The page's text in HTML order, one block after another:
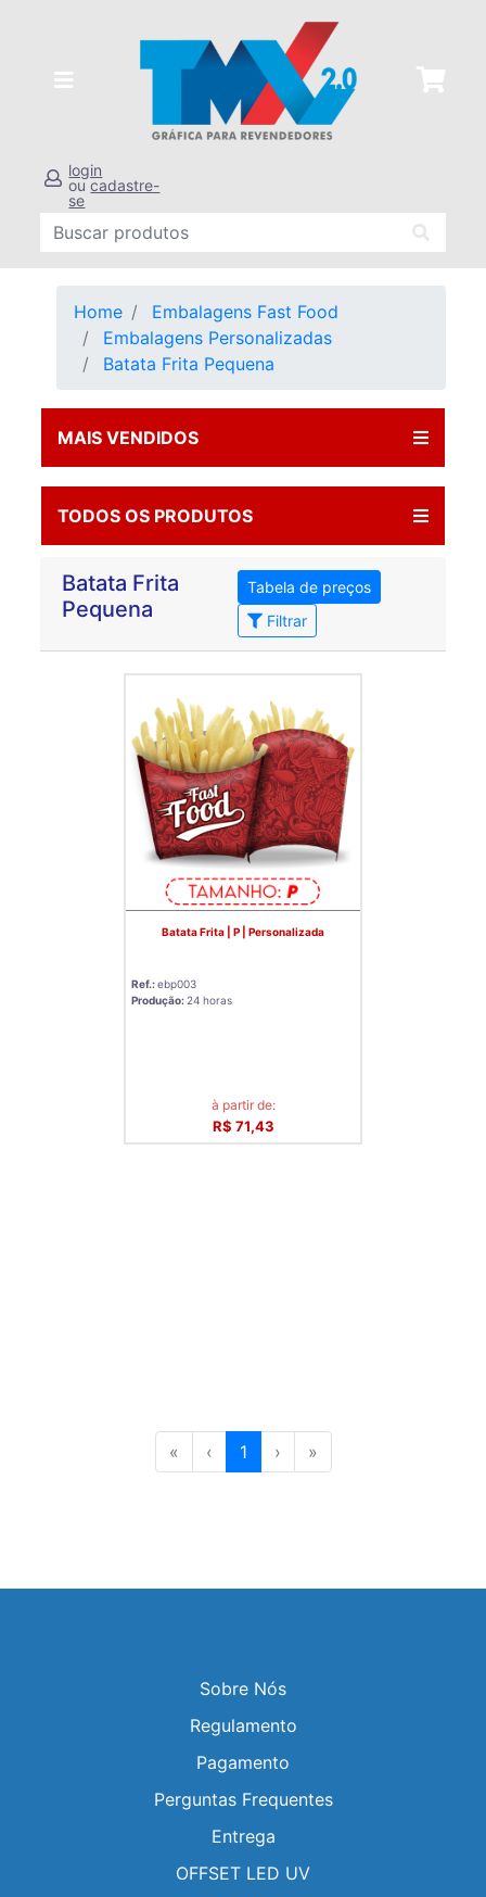
login
oucadastre-
se
Home
Embalagens Fast Food
Embalagens Personalizadas
Batata Frita Pequena
MAIS VENDIDOS
TODOS OS PRODUTOS
Batata Frita
Pequena
Tabela de preços
Filtrar
Batata Frita | P | Personalizada
Ref.:ebp003
Produção: 24 horas
à partir de:
R$ 71,43
« ‹ 1 › »
Sobre Nós
Regulamento
Pagamento
Perguntas Frequentes
Entrega
OFFSET LED UV